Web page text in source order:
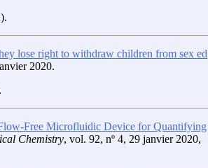
lose right to withdraw children from sex ed
2020.
Free Microfluidic Device for Quantifying
Chemistry, vol. 92, nº 4, 29 janvier 2020,